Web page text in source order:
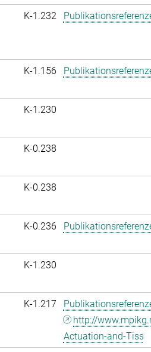
K-1.232
K-1.156
K-1.230
K-0.238
K-0.238
K-0.236
K-1.230
K-1.217
http://
Actuation-and-Tiss